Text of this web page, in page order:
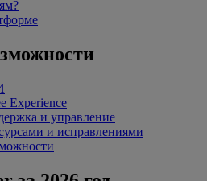
Experience
и управление
и исправлениями